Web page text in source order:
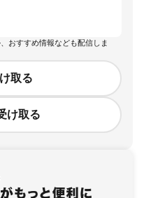
おすすめ情報なども配信しま
取る
け取る